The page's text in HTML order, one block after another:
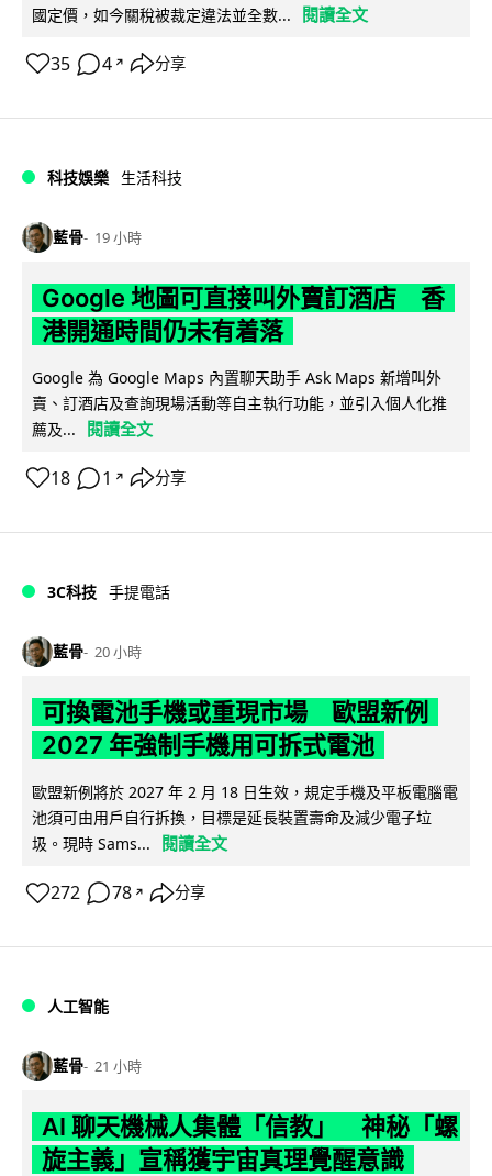
國定價，如今關稅被裁定違法並全數...
閱讀全文
35 4 ↗ 分享
科技娛樂 生活科技
藍骨 19 小時
Google 地圖可直接叫外賣訂酒店 香
港開通時間仍未有着落
Google 為 Google Maps 內置聊天助手 Ask Maps 新增叫外
賣、訂酒店及查詢現場活動等自主執行功能，並引入個人化推
薦及...
閱讀全文
18 1 ↗ 分享
3C科技 手提電話
藍骨 20 小時
可換電池手機或重現市場 歐盟新例
2027 年強制手機用可拆式電池
歐盟新例將於 2027 年 2 月 18 日生效，規定手機及平板電腦電
池須可由用戶自行拆換，目標是延長裝置壽命及減少電子垃
圾。現時 Sams...
閱讀全文
272 78 ↗ 分享
人工智能
藍骨 21 小時
AI 聊天機械人集體「信教」 神秘「螺
旋主義」宣稱獲宇宙真理覺醒意識